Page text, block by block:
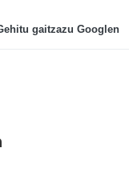
gaitzazu Googlen